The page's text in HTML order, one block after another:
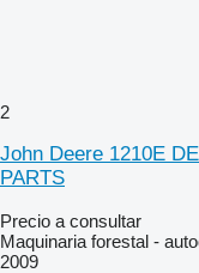
2
John Deere 1210E
PARTS
Precio a consultar
Maquinaria forestal -
2009